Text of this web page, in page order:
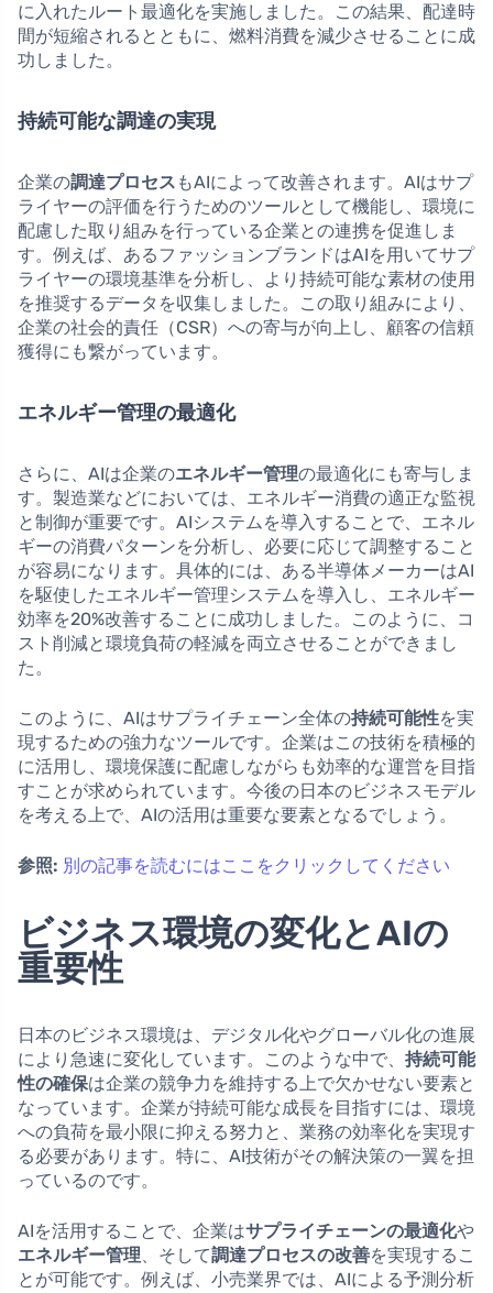
に入れたルート最適化を実施しました。この結果、配達時
間が短縮されるとともに、燃料消費を減少させることに成
功しました。
持続可能な調達の実現
企業の調達プロセス もAIによって改善されます。AIはサプ
ライヤーの評価を行うためのツールとして機能し、環境に
配慮した取り組みを行っている企業との連携を促進しま
す。例えば、あるファッションブランドはAIを用いてサプ
ライヤーの環境基準を分析し、より持続可能な素材の使用
を推奨するデータを収集しました。この取り組みにより、
企業の社会的責任（CSR）への寄与が向上し、顧客の信頼
獲得にも繋がっています。
エネルギー管理の最適化
さらに、AIは企業のエネルギー管理の最適化にも寄与しま
す。製造業などにおいては、エネルギー消費の適正な監視
と制御が重要です。AIシステムを導入することで、エネル
ギーの消費パターンを分析し、必要に応じて調整すること
が容易になります。具体的には、ある半導体メーカーはAI
を駆使したエネルギー管理システムを導入し、エネルギー
効率を20%改善することに成功しました。このように、コ
スト削減と環境負荷の軽減を両立させることができまし
た。
このように、AIはサプライチェーン全体の持続可能性を実
現するための強力なツールです。企業はこの技術を積極的
に活用し、環境保護に配慮しながらも効率的な運営を目指
すことが求められています。今後の日本のビジネスモデル
を考える上で、AIの活用は重要な要素となるでしょう。
参照: 別の記事を読むにはここをクリックしてください
ビジネス環境の変化とAIの
重要性
日本のビジネス環境は、デジタル化やグローバル化の進展
により急速に変化しています。このような中で、 持続可能
性の確保は企業の競争力を維持する上で欠かせない要素と
なっています。企業が持続可能な成長を目指すには、環境
への負荷を最小限に抑える努力と、業務の効率化を実現す
る必要があります。特に、AI技術がその解決策の一翼を担
っているのです。
AIを活用することで、企業はサプライチェーンの最適化や
エネルギー管理、そして調達プロセスの改善を実現するこ
とが可能です。例えば、小売業界では、AIによる予測分析